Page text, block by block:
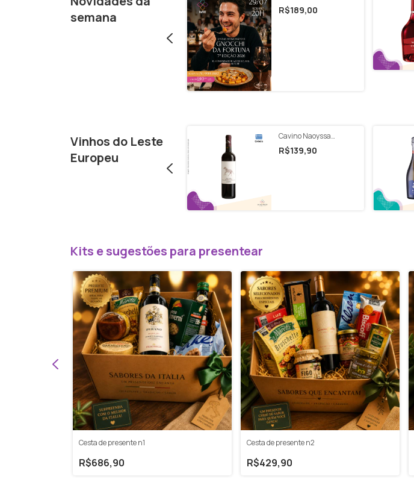
semana
Rosé Signature 750ml edição 2026 | Jantar
Harmonizado
R$189,00
Vinhos do Leste
Europeu
Cesta de presente
Jantar Gourmet: Uma
Cavino Naoyssa
Xinomavro Pdo 2021
750ml
R$139,90
Kits e sugestões para presentear
Cesta de presente n1
R$686,90
Cesta de presente n2
R$429,90